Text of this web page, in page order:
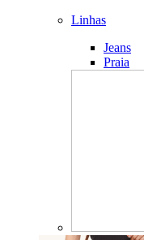
Linhas
Jeans
Praia